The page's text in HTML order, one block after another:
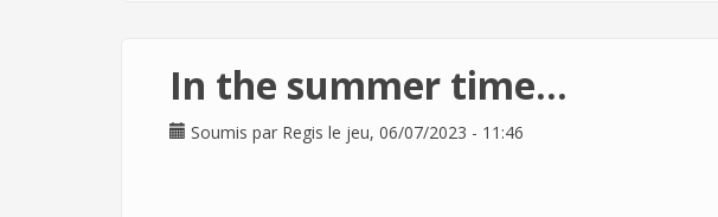
In the summer time...
Soumis par Regis le jeu, 06/07/2023 - 11:46